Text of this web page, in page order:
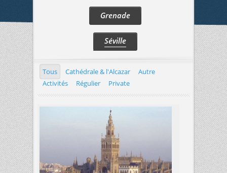
Grenade
Séville
Tous Cathédrale & l'Alcazar
Autre
Activités
Régulier Private